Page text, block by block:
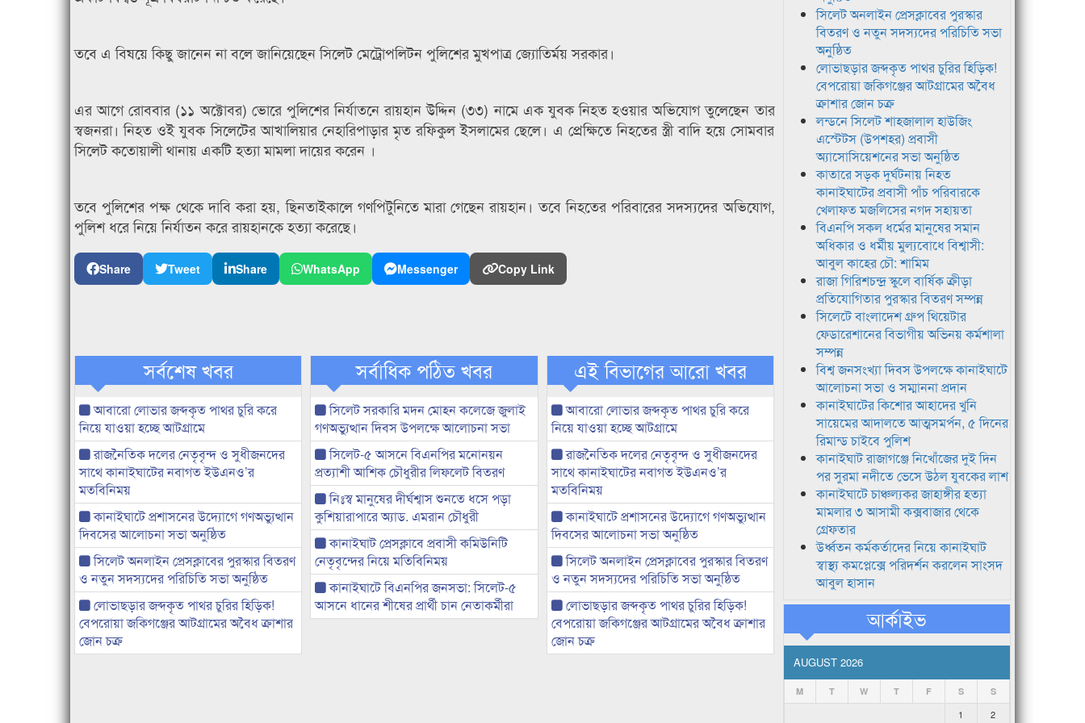
তবে এ বিষয়ে কিছু জানেন না বলে জানিয়েছেন সিলেট মেট্রোপলিটন পুলিশের মুখপাত্র জ্যোতির্ময় সরকার।
এর আগে রোববার (১১ অক্টোবর) ভোরে পুলিশের নির্যাতনে রায়হান উদ্দিন (৩৩) নামে এক যুবক নিহত হওয়ার অভিযোগ তুলেছেন তার
স্বজনরা। নিহত ওই যুবক সিলেটের আখালিয়ার নেহারিপাড়ার মৃত রফিকুল ইসলামের ছেলে। এ প্রেক্ষিতে নিহতের স্ত্রী বাদি হয়ে সোমবার
সিলেট কতোয়ালী থানায় একটি হত্যা মামলা দায়ের করেন ।
তবে পুলিশের পক্ষ থেকে দাবি করা হয়, ছিনতাইকালে গণপিটুনিতে মারা গেছেন রায়হান। তবে নিহতের পরিবারের সদস্যদের অভিযোগ,
পুলিশ ধরে নিয়ে নির্যাতন করে রায়হানকে হত্যা করেছে।
Share Tweet Share WhatsApp Messenger Copy Link
সর্বশেষ খবর
আবারো লোভার জব্দকৃত পাথর চুরি করে
নিয়ে যাওয়া হচ্ছে আটগ্রামে
রাজনৈতিক দলের নেতৃবৃন্দ ও সুধীজনদের
সাথে কানাইঘাটের নবাগত ইউএনও’র
মতবিনিময়
কানাইঘাটে প্রশাসনের উদ্যোগে গণঅভ্যুত্থান
দিবসের আলোচনা সভা অনুষ্ঠিত
সিলেট অনলাইন প্রেসক্লাবের পুরস্কার বিতরণ
ও নতুন সদস্যদের পরিচিতি সভা অনুষ্ঠিত
লোভাছড়ার জব্দকৃত পাথর চুরির হিড়িক!
বেপরোয়া জকিগঞ্জের আটগ্রামের অবৈধ ক্রাশার
জোন চক্র
সর্বাধিক পঠিত খবর
সিলেট সরকারি মদন মোহন কলেজে জুলাই
গণঅভ্যুত্থান দিবস উপলক্ষে আলোচনা সভা
সিলেট-৫ আসনে বিএনপির মনোনয়ন
প্রত্যাশী আশিক চৌধুরীর লিফলেট বিতরণ
নিঃস্ব মানুষের দীর্ঘশ্বাস শুনতে ধসে পড়া
কুশিয়ারাপারে অ্যাড. এমরান চৌধুরী
কানাইঘাট প্রেসক্লাবে প্রবাসী কমিউনিটি
নেতৃবৃন্দের নিয়ে মতিবিনিময়
কানাইঘাটে বিএনপির জনসভা: সিলেট-৫
আসনে ধানের শীষের প্রার্থী চান নেতাকর্মীরা
এই বিভাগের আরো খবর
আবারো লোভার জব্দকৃত পাথর চুরি করে
নিয়ে যাওয়া হচ্ছে আটগ্রামে
রাজনৈতিক দলের নেতৃবৃন্দ ও সুধীজনদের
সাথে কানাইঘাটের নবাগত ইউএনও’র
মতবিনিময়
কানাইঘাটে প্রশাসনের উদ্যোগে গণঅভ্যুত্থান
দিবসের আলোচনা সভা অনুষ্ঠিত
সিলেট অনলাইন প্রেসক্লাবের পুরস্কার বিতরণ
ও নতুন সদস্যদের পরিচিতি সভা অনুষ্ঠিত
লোভাছড়ার জব্দকৃত পাথর চুরির হিড়িক!
বেপরোয়া জকিগঞ্জের আটগ্রামের অবৈধ ক্রাশার
জোন চক্র
সিলেট অনলাইন প্রেসক্লাবের পুরস্কার
বিতরণ ও নতুন সদস্যদের পরিচিতি সভা
অনুষ্ঠিত
লোভাছড়ার জব্দকৃত পাথর চুরির হিড়িক!
বেপরোয়া জকিগঞ্জের আটগ্রামের অবৈধ
ক্রাশার জোন চক্র
লন্ডনে সিলেট শাহজালাল হাউজিং
এস্টেটস (উপশহর) প্রবাসী
অ্যাসোসিয়েশনের সভা অনুষ্ঠিত
কাতারে সড়ক দুর্ঘটনায় নিহত
কানাইঘাটের প্রবাসী পাঁচ পরিবারকে
খেলাফত মজলিসের নগদ সহায়তা
বিএনপি সকল ধর্মের মানুষের সমান
অধিকার ও ধর্মীয় মুল্যবোধে বিশ্বাসী:
আবুল কাহের চৌ: শামিম
রাজা গিরিশচন্দ্র স্কুলে বার্ষিক ক্রীড়া
প্রতিযোগিতার পুরস্কার বিতরণ সম্পন্ন
সিলেটে বাংলাদেশ গ্রুপ থিয়েটার
ফেডারেশানের বিভাগীয় অভিনয় কর্মশালা
সম্পন্ন
বিশ্ব জনসংখ্যা দিবস উপলক্ষে কানাইঘাটে
আলোচনা সভা ও সম্মাননা প্রদান
কানাইঘাটের কিশোর আহাদের খুনি
সায়েমের আদালতে আত্মসমর্পন, ৫ দিনের
রিমান্ড চাইবে পুলিশ
কানাইঘাট রাজাগঞ্জে নিখোঁজের দুই দিন
পর সুরমা নদীতে ভেসে উঠল যুবকের লাশ
কানাইঘাটে চাঞ্চল্যকর জাহাঙ্গীর হত্যা
মামলার ৩ আসামী কক্সবাজার থেকে
গ্রেফতার
উর্ধ্বতন কর্মকর্তাদের নিয়ে কানাইঘাট
স্বাস্থ্য কমপ্লেক্সে পরিদর্শন করলেন সাংসদ
আবুল হাসান
আর্কাইভ
AUGUST 2026
M T W T F S S
1
2